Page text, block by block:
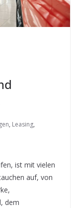
, Leasing,
ist mit vielen
auf, von
dem